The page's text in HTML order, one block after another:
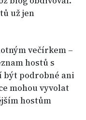
už jen
večírkem –
hostů s
být podrobné ani
mohou vyvolat
hostům